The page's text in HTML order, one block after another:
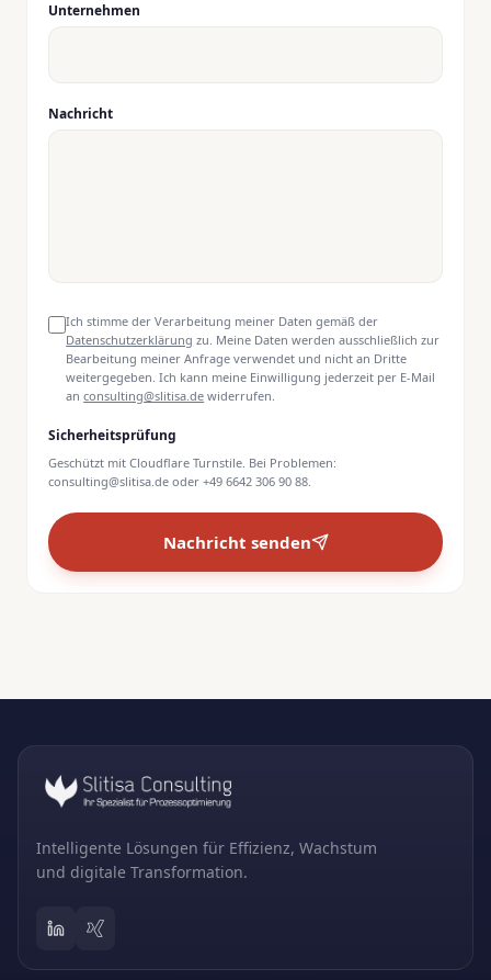
Unternehmen
Nachricht
Ich stimme der Verarbeitung meiner Daten gemäß der
Datenschutzerklärung zu. Meine Daten werden ausschließlich zur
Bearbeitung meiner Anfrage verwendet und nicht an Dritte
weitergegeben. Ich kann meine Einwilligung jederzeit per E-Mail
anconsulting@slitisa.de widerrufen.
Sicherheitsprüfung
Geschützt mit Cloudflare Turnstile. Bei Problemen:
consulting@slitisa.de oder +49 6642 306 90 88.
Nachricht senden
Intelligente Lösungen für Effizienz, Wachstum
und digitale Transformation.